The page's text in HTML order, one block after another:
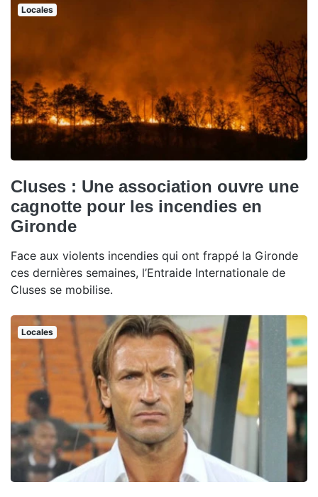
Locales
Cluses : Une association ouvre une
cagnotte pour les incendies en
Gironde
Face aux violents incendies qui ont frappé la Gironde
ces dernières semaines, l’Entraide Internationale de
Cluses se mobilise.
Locales